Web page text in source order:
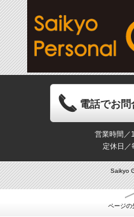
電話でお問
営業時間／
定休日／
Saikyo
ページの